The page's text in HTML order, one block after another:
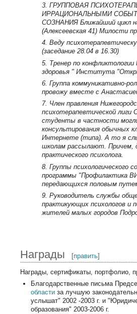
3. ГРУППОВАЯ
ИРРАЦИОНАЛЬНЫМИ
СОЗНАНИЯ Ближайший цикл
(Алексеевская 41) Милости
4. Веду
(заседание 28.04 в 16.30)
5. Тренер по
здоровья " Института
6. Группа коммуникативно-
провожу вместе с
7. Член правления
психотерапевтической лиги
студенты в частности
консультирования обычных
Интернете (типа). А то я
школам рассылают. Причем,
практического психолога.
8. Группы психологического
программы "Профилактика
передающихся половым
9. Pуководитель службы
практикующих психологов и
жителей малых городов
Награды [править]
Награды, сертификаты, портфолио,
Благодарственные письма
областиза лучшую
услышат" 2002 -2003 г. и
образования" 2003-2006 г.